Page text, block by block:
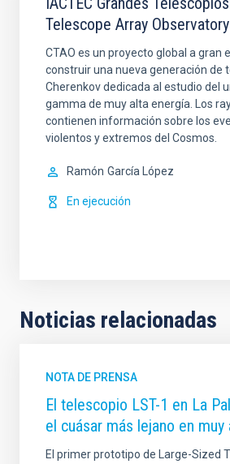
Telescope Array Observatory
CTAO es un proyecto global a gran
construir una nueva generación de
Cherenkov dedicada al estudio del
gamma de muy alta energía. Los
contienen información sobre los
violentos y extremos del Cosmos.
Ramón García López
En ejecución
Noticias relacionadas
NOTA DE PRENSA
El telescopio LST-1 en La
el cuásar más lejano en
El primer prototipo de Large-Sized